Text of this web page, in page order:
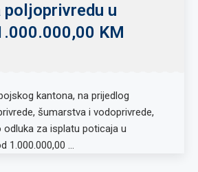
u
KM
kantona, na prijedlog
šumarstva i vodoprivrede,
odluka za isplatu poticaja u
1.000.000,00 …